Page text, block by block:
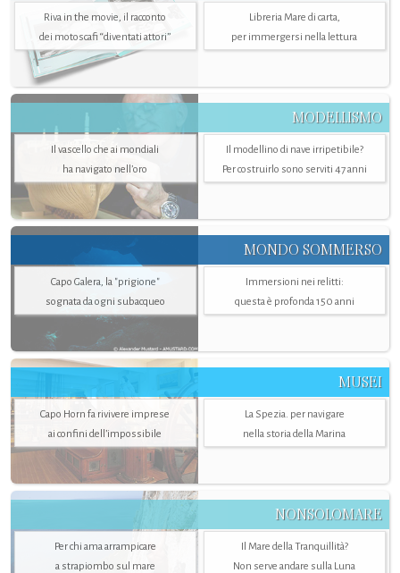
Riva in the movie, il racconto
dei motoscafi “diventati attori”
Libreria Mare di carta,
per immergersi nella lettura
MODELLISMO
Il vascello che ai mondiali
ha navigato nell’oro
Il modellino di nave irripetibile?
Per costruirlo sono serviti 47 anni
MONDO SOMMERSO
Capo Galera, la "prigione"
sognata da ogni subacqueo
Immersioni nei relitti:
questa è profonda 150 anni
MUSEI
Capo Horn fa rivivere imprese
ai confini dell’impossibile
La Spezia. per navigare
nella storia della Marina
NONSOLOMARE
Per chi ama arrampicare
a strapiombo sul mare
Il Mare della Tranquillità?
Non serve andare sulla Luna